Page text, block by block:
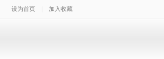
设为首页 加入收藏